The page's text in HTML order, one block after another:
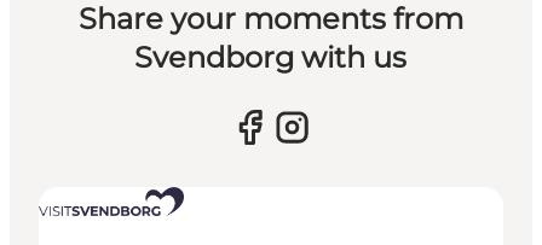
Share your moments from
Svendborg with us